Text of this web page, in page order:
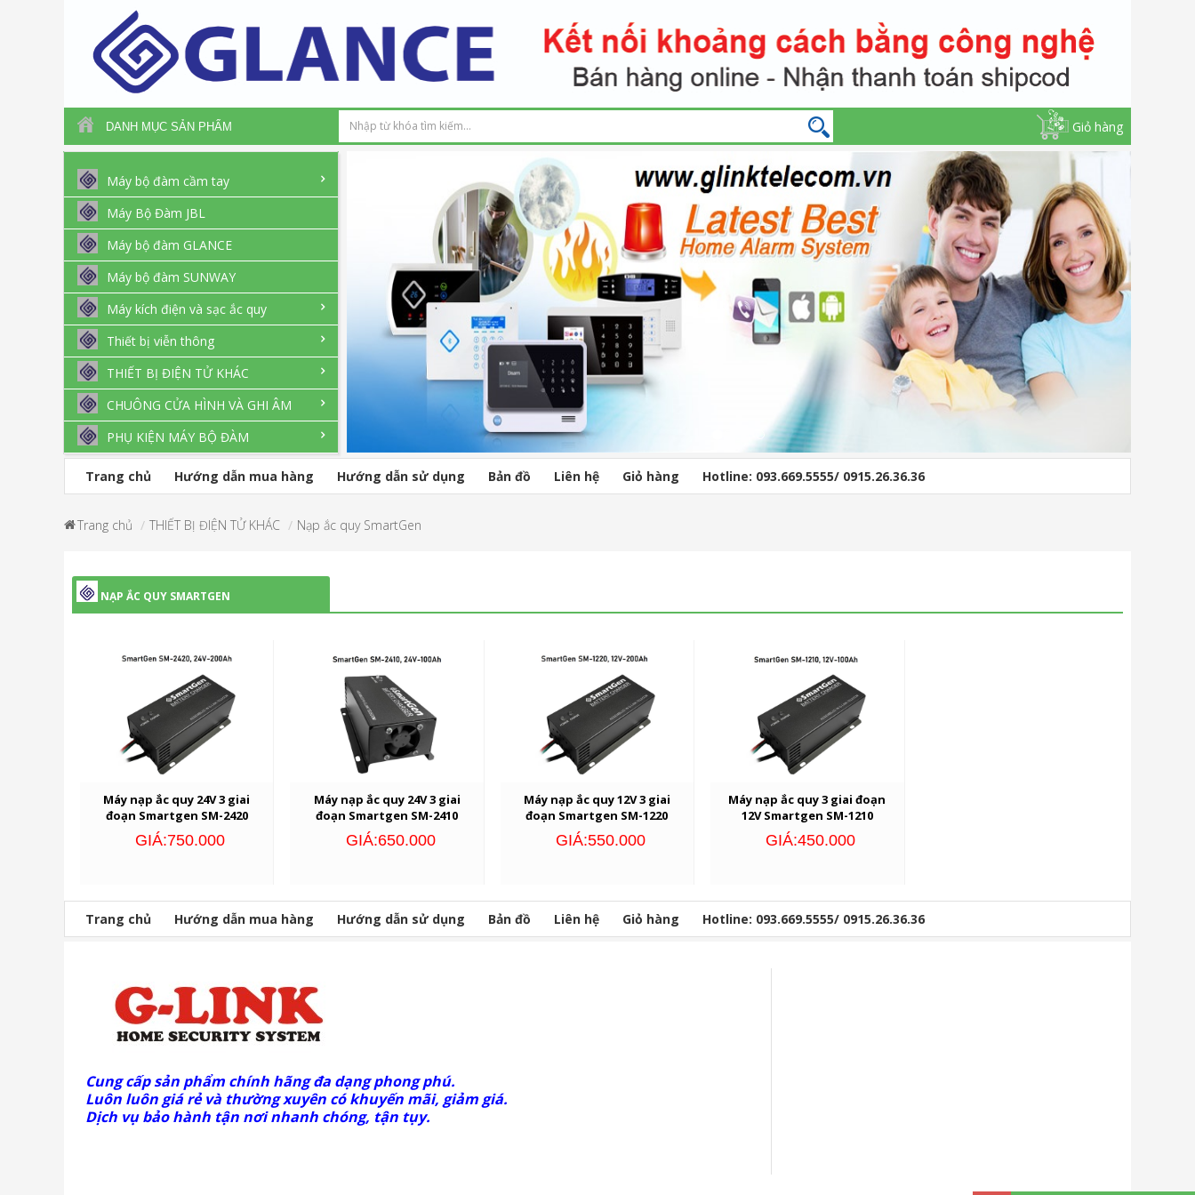
DANH MỤC SẢN PHẨM Giỏ hàng
Máy bộ đàm cầm tay
Máy Bộ Đàm JBL
Máy bộ đàm GLANCE
Máy bộ đàm SUNWAY
Máy kích điện và sạc ắc quy
Thiết bị viễn thông
THIẾT BỊ ĐIỆN TỬ KHÁC
CHUÔNG CỬA HÌNH VÀ GHI ÂM
PHỤ KIỆN MÁY BỘ ĐÀM
Trang chủ Hướng dẫn mua hàng Hướng dẫn sử dụng Bản đồ Liên hệ Giỏ hàng Hotline: 093.669.5555/ 0915.26.36.36
Trang chủ THIẾT BỊ ĐIỆN TỬ KHÁC Nạp ắc quy SmartGen
NẠP ẮC QUY SMARTGEN
Máy nạp ắc quy 24V 3 giai
đoạn Smartgen SM-2420
GIÁ:750.000
Máy nạp ắc quy 24V 3 giai
đoạn Smartgen SM-2410
GIÁ:650.000
Máy nạp ắc quy 12V 3 giai
đoạn Smartgen SM-1220
GIÁ:550.000
Máy nạp ắc quy 3 giai đoạn
12V Smartgen SM-1210
GIÁ:450.000
Trang chủ Hướng dẫn mua hàng Hướng dẫn sử dụng Bản đồ Liên hệ Giỏ hàng Hotline: 093.669.5555/ 0915.26.36.36
Cung cấp sản phẩm chính hãng đa dạng phong phú.
Luôn luôn giá rẻ và thường xuyên có khuyến mãi, giảm giá.
Dịch vụ bảo hành tận nơi nhanh chóng, tận tụy.